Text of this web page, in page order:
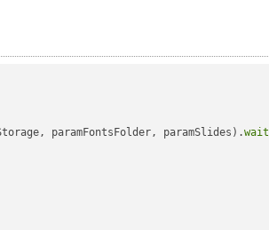
paramFontsFolder, paramSlides).wait